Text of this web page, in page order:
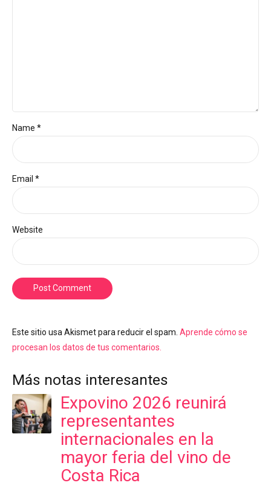
Name *
Email *
Website
Post Comment
Este sitio usa Akismet para reducir el spam. Aprende cómo se
procesan los datos de tus comentarios.
Más notas interesantes
Expovino 2026 reunirá
representantes
internacionales en la
mayor feria del vino de
Costa Rica